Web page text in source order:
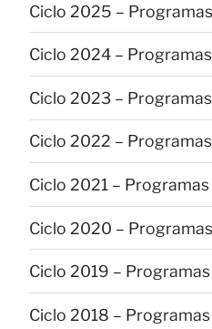
Ciclo 2025 –
Ciclo 2024 –
Ciclo 2023 –
Ciclo 2022 –
Ciclo 2021 –
Ciclo 2020 –
Ciclo 2019 –
Ciclo 2018 –